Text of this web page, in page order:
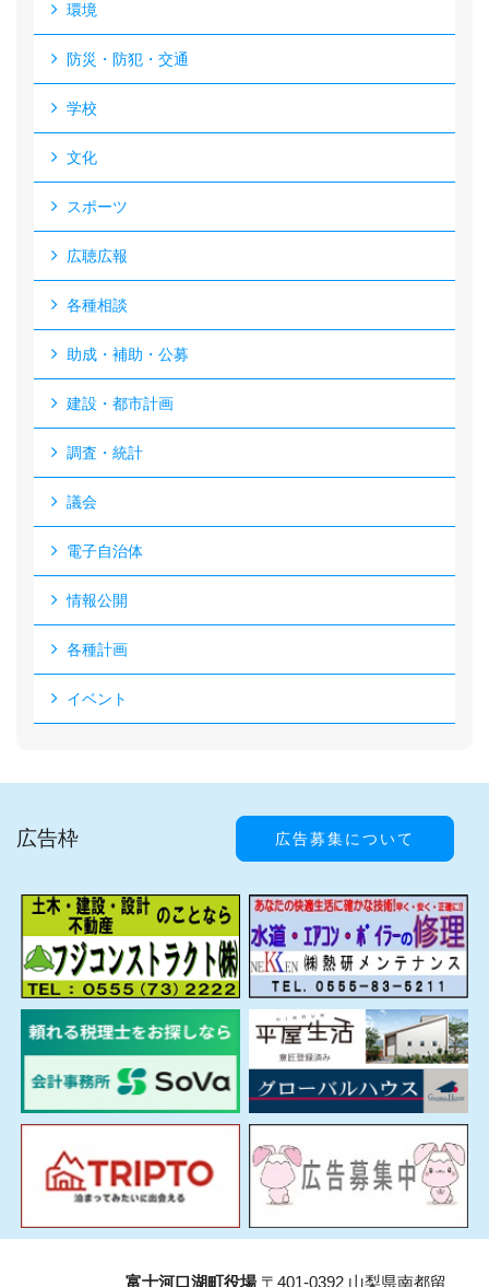
環境
防災・防犯・交通
学校
文化
スポーツ
広聴広報
各種相談
助成・補助・公募
建設・都市計画
調査・統計
議会
電子自治体
情報公開
各種計画
イベント
広告枠 広告募集について
富士河口湖町役場〒401-0392 山梨県南都留